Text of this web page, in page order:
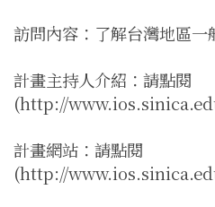
訪問內容：了解台灣地區
計畫主持人介紹：請點閱
(http://
計畫網站：請點閱
(http://